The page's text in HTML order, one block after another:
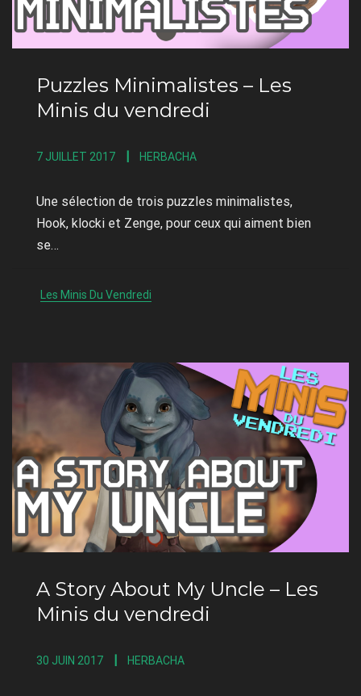
Puzzles Minimalistes – Les
Minis du vendredi
7 JUILLET 2017 HERBACHA
Une sélection de trois puzzles minimalistes,
Hook, klocki et Zenge, pour ceux qui aiment bien
se…
Les Minis Du Vendredi
A Story About My Uncle – Les
Minis du vendredi
30 JUIN 2017 HERBACHA